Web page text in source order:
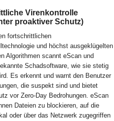
Virenkontrolle
proaktiver Schutz)
fortschrittlichen
und höchst ausgeklügelten
Algorithmen scannt eScan und
Schadsoftware, wie sie stetig
Es erkennt und warnt den Benutzer
die suspekt sind und bietet
vor Zero-Day Bedrohungen. eScan
Dateien zu blockieren, auf die
oder über das Netzwerk zugegriffen